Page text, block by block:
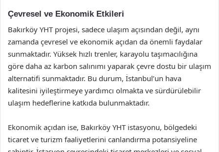
Çevresel ve Ekonomik Etkileri
Bakırköy YHT projesi, sadece ulaşım açısından değil, aynı
zamanda çevresel ve ekonomik açıdan da önemli faydalar
sunmaktadır. Yüksek hızlı trenler, karayolu taşımacılığına
göre daha az karbon salınımı yaparak çevre dostu bir ulaşım
alternatifi sunmaktadır. Bu durum, İstanbul’un hava
kalitesini iyileştirmeye yardımcı olmakta ve sürdürülebilir
ulaşım hedeflerine katkıda bulunmaktadır.
Ekonomik açıdan ise, Bakırköy YHT istasyonu, bölgedeki
ticaret ve turizm faaliyetlerini canlandırma potansiyeline